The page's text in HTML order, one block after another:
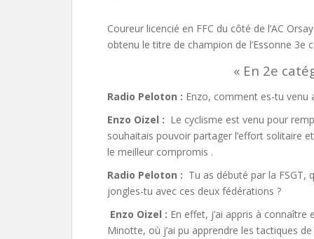
Coureur licencié en FFC du côté de l’AC
obtenu le titre de champion de l’Essonne 3e
« En 2e
Radio Peloton : Enzo, comment es-tu venu
Enzo Oizel : Le cyclisme est venu pour
souhaitais pouvoir partager l’effort solitaire
le meilleur compromis .
Radio Peloton : Tu as débuté par la FSGT,
jongles-tu avec ces deux fédérations ?
Enzo Oizel : En effet, j’ai appris à connaître
Minotte, où j’ai pu apprendre les tactiques